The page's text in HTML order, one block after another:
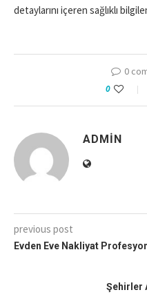
detaylarını içeren sağlıklı
0
0
ADMIN
previous post
Evden Eve Nakliyat
Şehirler